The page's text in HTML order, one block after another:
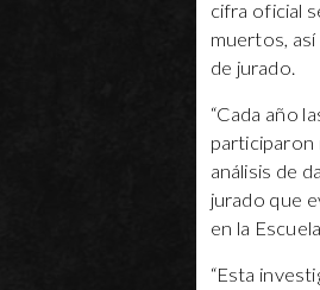
cifra oficial
muertos,
de jurado.
“Cada año
participaron
análisis de
jurado que
en la
“Esta